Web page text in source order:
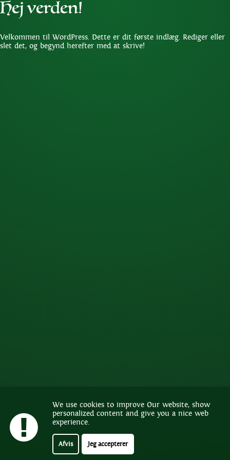
Hej verden!
Velkommen til WordPress. Dette er dit første indlæg. Rediger eller
slet det, og begynd herefter med at skrive!
We use cookies to improve Our website, show
personalized content and give you a nice web
experience.
Afvis Jeg accepterer